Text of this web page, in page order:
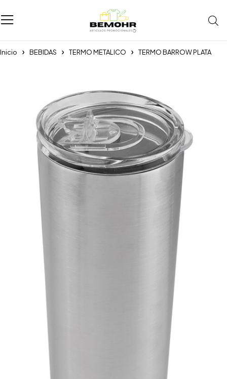
Inicio BEBIDAS TERMO METALICO TERMO BARROW PLATA